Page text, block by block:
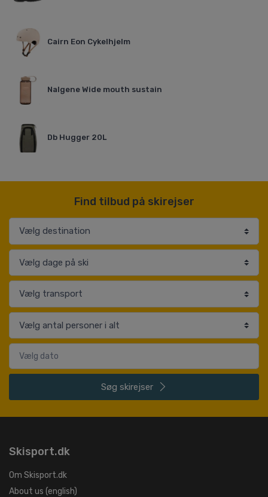
Cairn Eon Cykelhjelm
Nalgene Wide mouth sustain
Db Hugger 20L
Find tilbud på skirejser
Søg skirejser
Skisport.dk
Om Skisport.dk
About us (english)